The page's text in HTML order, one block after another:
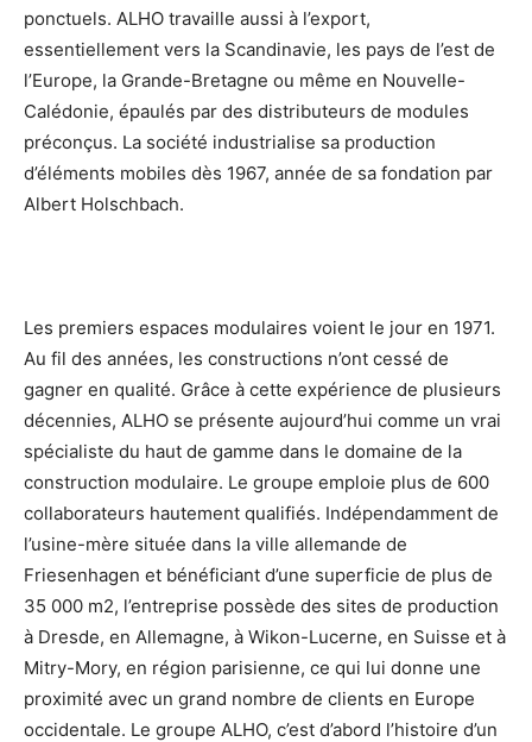
ponctuels. ALHO travaille aussi à l’export,
essentiellement vers la Scandinavie, les pays de l’est de
l’Europe, la Grande-Bretagne ou même en Nouvelle-
Calédonie, épaulés par des distributeurs de modules
préconçus. La société industrialise sa production
d’éléments mobiles dès 1967, année de sa fondation par
Albert Holschbach.
Les premiers espaces modulaires voient le jour en 1971.
Au fil des années, les constructions n’ont cessé de
gagner en qualité. Grâce à cette expérience de plusieurs
décennies, ALHO se présente aujourd’hui comme un vrai
spécialiste du haut de gamme dans le domaine de la
construction modulaire. Le groupe emploie plus de 600
collaborateurs hautement qualifiés. Indépendamment de
l’usine-mère située dans la ville allemande de
Friesenhagen et bénéficiant d’une superficie de plus de
35 000 m2, l’entreprise possède des sites de production
à Dresde, en Allemagne, à Wikon-Lucerne, en Suisse et à
Mitry-Mory, en région parisienne, ce qui lui donne une
proximité avec un grand nombre de clients en Europe
occidentale. Le groupe ALHO, c’est d’abord l’histoire d’un